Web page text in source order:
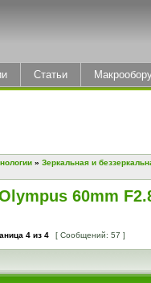
Статьи
» Зеркальная и
60mm
4 из 4 [ Сообщений: 57 ]